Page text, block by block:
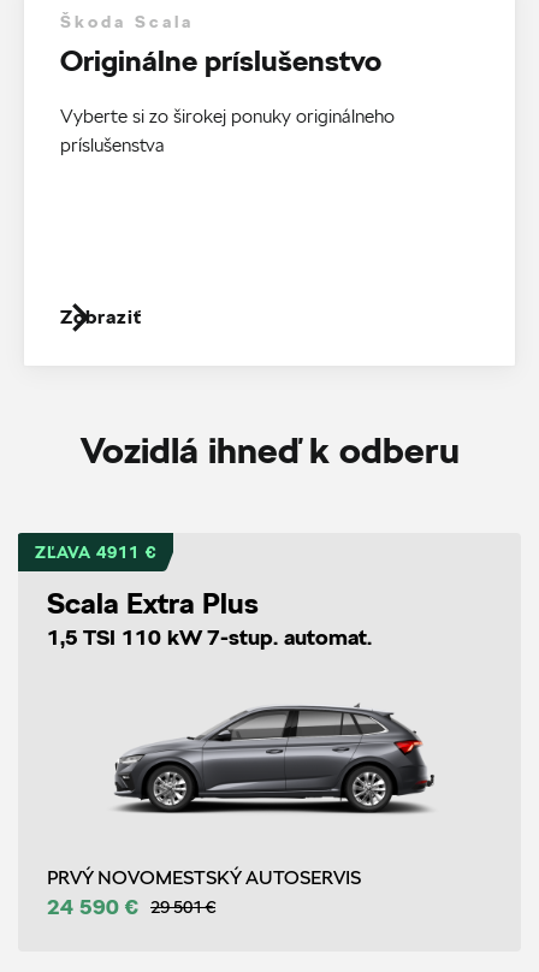
Škoda Scala
Originálne príslušenstvo
Vyberte si zo širokej ponuky originálneho
príslušenstva
Zobraziť
Vozidlá ihneď k odberu
ZĽAVA 4911 €
Scala Extra Plus
1,5 TSI 110 kW 7-stup. automat.
PRVÝ NOVOMESTSKÝ AUTOSERVIS
24 590 € 29 501 €